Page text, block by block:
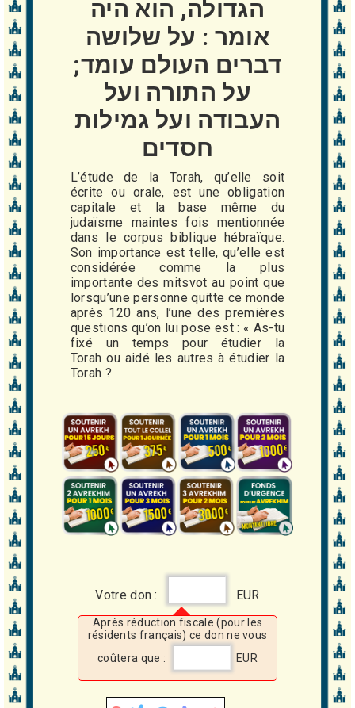
הגדולה, הוא היה
אומר : על שלושה
דברים העולם עומד;
על התורה ועל
העבודה ועל גמילות
חסדים
L’étude de la Torah, qu’elle soit
écrite ou orale, est une obligation
capitale et la base même du
judaïsme maintes fois mentionnée
dans le corpus biblique hébraïque.
Son importance est telle, qu’elle est
considérée comme la plus
importante des mitsvot au point que
lorsqu’une personne quitte ce monde
après 120 ans, l’une des premières
questions qu’on lui pose est : « As-tu
fixé un temps pour étudier la
Torah ou aidé les autres à étudier la
Torah ?
Votre don : EUR
Après réduction fiscale (pour les
résidents français) ce don ne vous
coûtera que :
EUR